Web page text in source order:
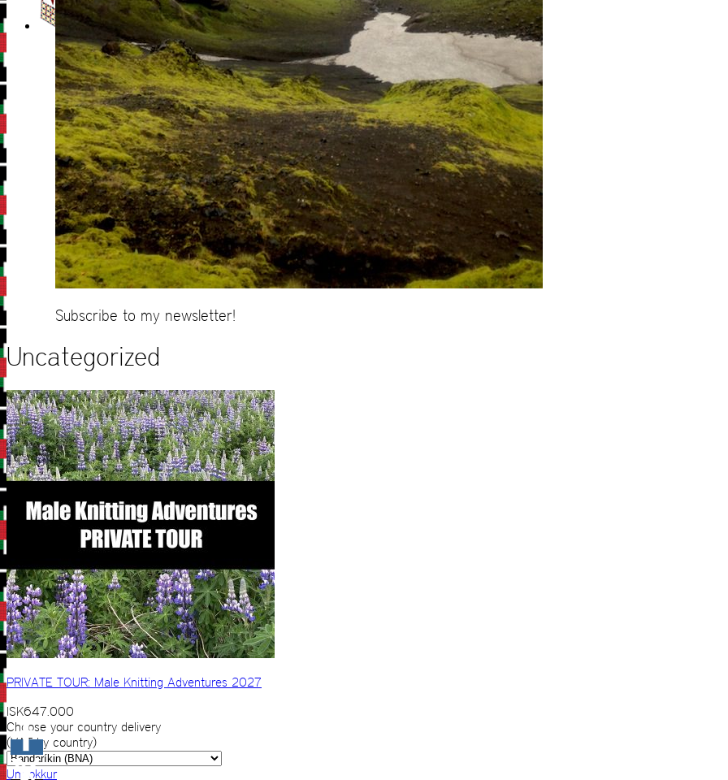
Subscribe to my newsletter!
Uncategorized
PRIVATE TOUR: Male Knitting Adventures 2027
ISK647.000
Choose your country delivery
(VAT by country)
Um okkur